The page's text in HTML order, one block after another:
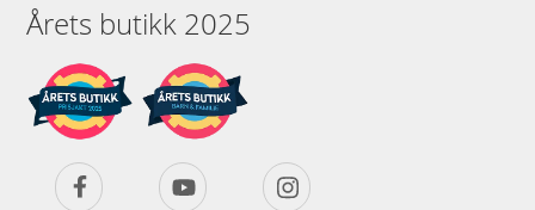
Årets butikk 2025